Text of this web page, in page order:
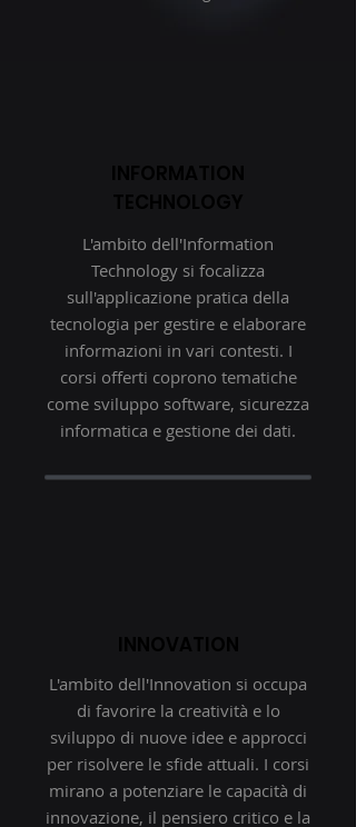
L'ambito dell'Information
Technology si focalizza
sull'applicazione pratica della
tecnologia per gestire e elaborare
informazioni in vari contesti. I
corsi offerti coprono tematiche
come sviluppo software, sicurezza
informatica e gestione dei dati.
L'ambito dell'Innovation si occupa
di favorire la creatività e lo
sviluppo di nuove idee e approcci
per risolvere le sfide attuali. I corsi
mirano a potenziare le capacità di
innovazione, il pensiero critico e la